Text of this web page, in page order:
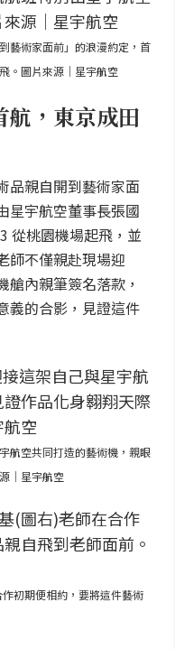
藝術家面前」的浪漫約定，首
。圖片來源｜星宇航空
航，東京成田
品親自開到藝術家面
星宇航空董事長張國
從桃園機場起飛，並
師不僅親赴現場迎
內親筆簽名落款，
義的合影，見證這件
航空共同打造的藝術機，親眼
｜星宇航空
初期便相約，要將這件藝術